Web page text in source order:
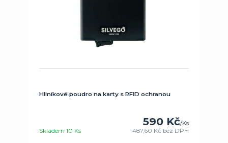
Hliníkové poudro na karty s RFID ochranou
590 Kč/Ks
487,60 Kč bez DPH
Skladem 10 Ks